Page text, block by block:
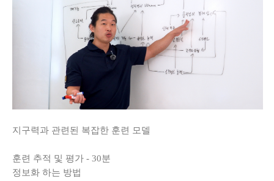
지구력과 관련된 복잡한 훈련 모델
훈련 추적 및 평가 - 30분
정보화 하는 방법